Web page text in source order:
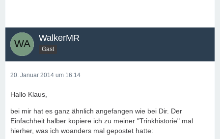
WalkerMR
Gast
20. Januar 2014 um 16:14
Hallo Klaus,
bei mir hat es ganz ähnlich angefangen wie bei Dir. Der
Einfachheit halber kopiere ich zu meiner "Trinkhistorie" mal
hierher, was ich woanders mal gepostet hatte: